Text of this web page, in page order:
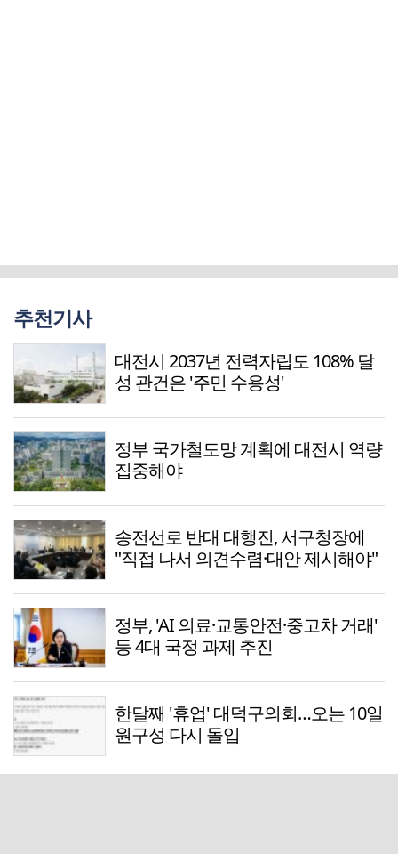
추천기사
대전시 2037년 전력자립도 108% 달
성 관건은 '주민 수용성'
정부 국가철도망 계획에 대전시 역량
집중해야
송전선로 반대 대행진, 서구청장에
"직접 나서 의견수렴·대안 제시해야"
정부, 'AI 의료·교통안전·중고차 거래'
등 4대 국정 과제 추진
한달째 '휴업' 대덕구의회…오는 10일
원구성 다시 돌입